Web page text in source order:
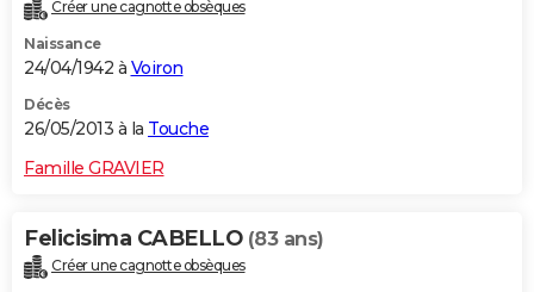
Créer une cagnotte obsèques
Naissance
24/04/1942 à Voiron
Décès
26/05/2013 à la Touche
Famille GRAVIER
Felicisima CABELLO (83 ans)
Créer une cagnotte obsèques